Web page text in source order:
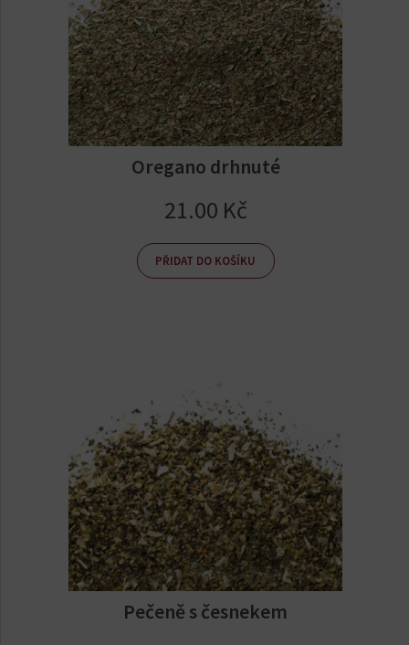
Oregano drhnuté
21.00 Kč
PŘIDAT DO KOŠÍKU
Pečeně s česnekem